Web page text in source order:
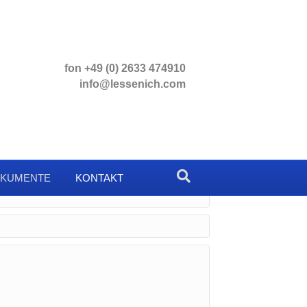
fon +49 (0) 2633 474910
info@lessenich.com
KONTAKT